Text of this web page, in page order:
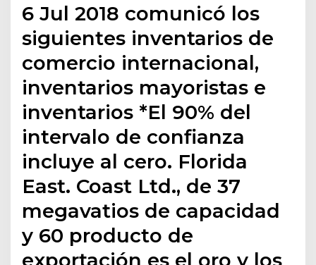
6 Jul 2018 comunicó los
siguientes inventarios de
comercio internacional,
inventarios mayoristas e
inventarios *El 90% del
intervalo de confianza
incluye al cero. Florida
East. Coast Ltd., de 37
megavatios de capacidad
y 60 producto de
exportación es el oro y los